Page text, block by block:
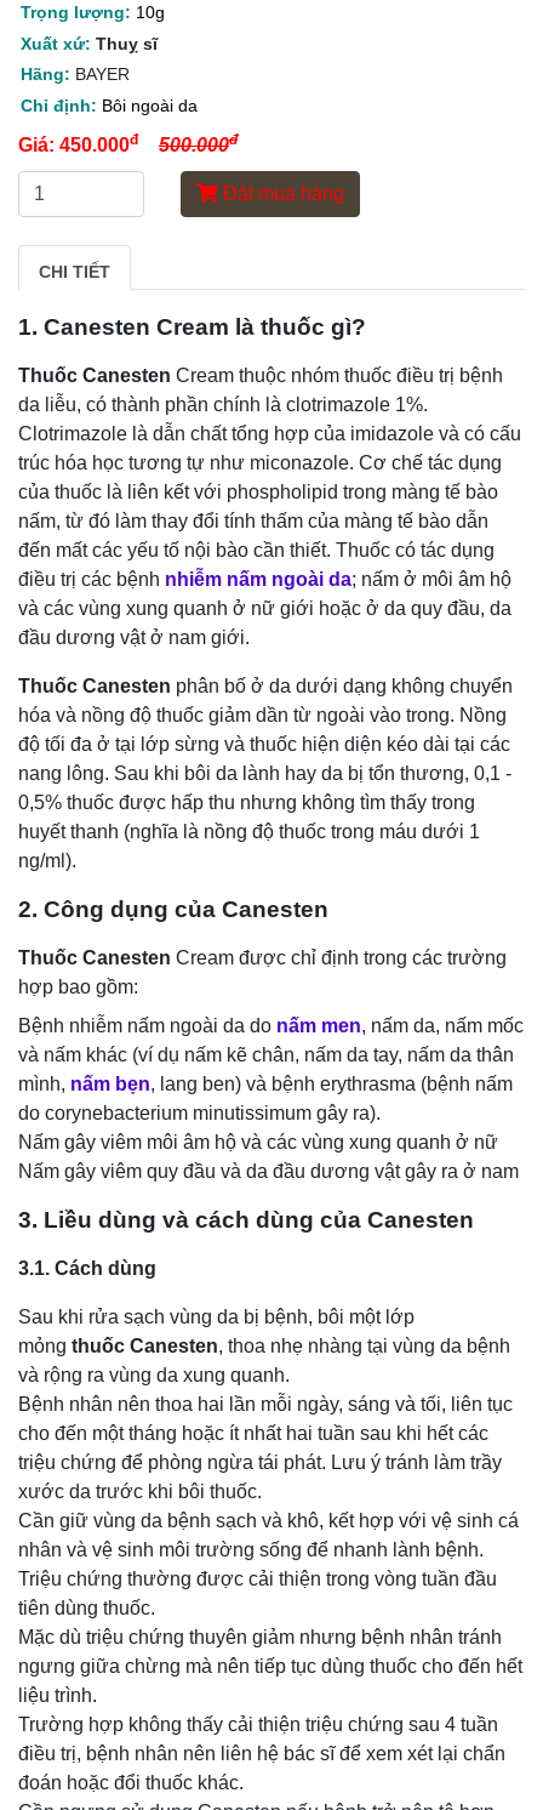
Trọng lượng: 10g
Xuất xứ: Thuỵ sĩ
Hãng: BAYER
Chỉ định: Bôi ngoài da
Giá: 450.000đ 500.000đ
Đặt mua hàng
CHI TIẾT
1. Canesten Cream là thuốc gì?
Thuốc Canesten Cream thuộc nhóm thuốc điều trị bệnh
da liễu, có thành phần chính là clotrimazole 1%.
Clotrimazole là dẫn chất tổng hợp của imidazole và có cấu
trúc hóa học tương tự như miconazole. Cơ chế tác dụng
của thuốc là liên kết với phospholipid trong màng tế bào
nấm, từ đó làm thay đổi tính thấm của màng tế bào dẫn
đến mất các yếu tố nội bào cần thiết. Thuốc có tác dụng
điều trị các bệnh nhiễm nấm ngoài da; nấm ở môi âm hộ
và các vùng xung quanh ở nữ giới hoặc ở da quy đầu, da
đầu dương vật ở nam giới.
Thuốc Canesten phân bố ở da dưới dạng không chuyển
hóa và nồng độ thuốc giảm dần từ ngoài vào trong. Nồng
độ tối đa ở tại lớp sừng và thuốc hiện diện kéo dài tại các
nang lông. Sau khi bôi da lành hay da bị tổn thương, 0,1 -
0,5% thuốc được hấp thu nhưng không tìm thấy trong
huyết thanh (nghĩa là nồng độ thuốc trong máu dưới 1
ng/ml).
2. Công dụng của Canesten
Thuốc Canesten Cream được chỉ định trong các trường
hợp bao gồm:
Bệnh nhiễm nấm ngoài da do nấm men, nấm da, nấm mốc
và nấm khác (ví dụ nấm kẽ chân, nấm da tay, nấm da thân
mình, nấm bẹn, lang ben) và bệnh erythrasma (bệnh nấm
do corynebacterium minutissimum gây ra).
Nấm gây viêm môi âm hộ và các vùng xung quanh ở nữ
Nấm gây viêm quy đầu và da đầu dương vật gây ra ở nam
3. Liều dùng và cách dùng của Canesten
3.1. Cách dùng
Sau khi rửa sạch vùng da bị bệnh, bôi một lớp
mỏng thuốc Canesten, thoa nhẹ nhàng tại vùng da bệnh
và rộng ra vùng da xung quanh.
Bệnh nhân nên thoa hai lần mỗi ngày, sáng và tối, liên tục
cho đến một tháng hoặc ít nhất hai tuần sau khi hết các
triệu chứng để phòng ngừa tái phát. Lưu ý tránh làm trầy
xước da trước khi bôi thuốc.
Cần giữ vùng da bệnh sạch và khô, kết hợp với vệ sinh cá
nhân và vệ sinh môi trường sống để nhanh lành bệnh.
Triệu chứng thường được cải thiện trong vòng tuần đầu
tiên dùng thuốc.
Mặc dù triệu chứng thuyên giảm nhưng bệnh nhân tránh
ngưng giữa chừng mà nên tiếp tục dùng thuốc cho đến hết
liệu trình.
Trường hợp không thấy cải thiện triệu chứng sau 4 tuần
điều trị, bệnh nhân nên liên hệ bác sĩ để xem xét lại chẩn
đoán hoặc đổi thuốc khác.